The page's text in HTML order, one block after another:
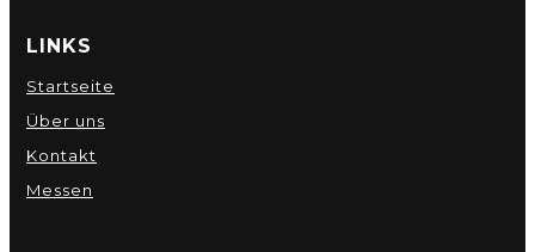
LINKS
Startseite
Über uns
Kontakt
Messen